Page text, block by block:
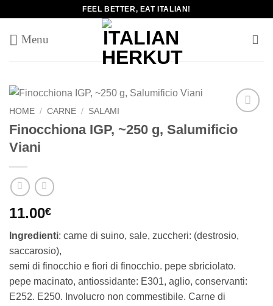
contenuti
FEEL BETTER, EAT ITALIAN!
wishlist
HOME / CARNE / SALAMI
Finocchiona IGP, ~250 g, Salumificio
Viani
11.00€
Ingredienti: carne di suino, sale, zuccheri: (destrosio,
saccarosio),
semi di finocchio e fiori di finocchio. pepe sbriciolato.
pepe macinato, antiossidante: E301, aglio, conservanti:
E252. E250. Involucro non commestibile. Carne di